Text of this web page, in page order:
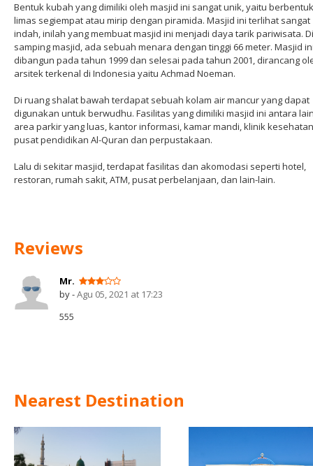
Bentuk kubah yang dimiliki oleh masjid ini sangat unik, yaitu berbentuk
limas segiempat atau mirip dengan piramida. Masjid ini terlihat sangat
indah, inilah yang membuat masjid ini menjadi daya tarik pariwisata. Di
samping masjid, ada sebuah menara dengan tinggi 66 meter. Masjid
dibangun pada tahun 1999 dan selesai pada tahun 2001, dirancang
arsitek terkenal di Indonesia yaitu Achmad Noeman.
Di ruang shalat bawah terdapat sebuah kolam air mancur yang dapat
digunakan untuk berwudhu. Fasilitas yang dimiliki masjid ini antara
area parkir yang luas, kantor informasi, kamar mandi, klinik
pusat pendidikan Al-Quran dan perpustakaan.
Lalu di sekitar masjid, terdapat fasilitas dan akomodasi seperti hotel,
restoran, rumah sakit, ATM, pusat perbelanjaan, dan lain-lain.
Reviews
Mr.
by -Agu 05, 2021 at 17:23
555
Nearest Destination